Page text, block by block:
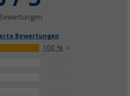
Bewertungen
100 %